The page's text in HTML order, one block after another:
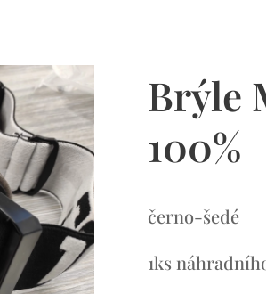
Brýle
100%
černo-šedé
1ks